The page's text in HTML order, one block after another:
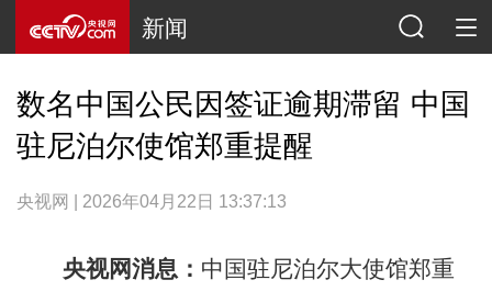
新闻
数名中国公民因签证逾期滞留 中国
驻尼泊尔使馆郑重提醒
央视网 | 2026年04月22日 13:37:13
央视网消息： 中国驻尼泊尔大使馆郑重